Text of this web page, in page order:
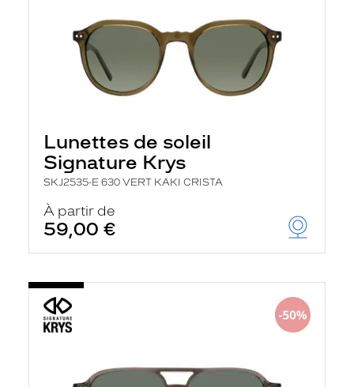
Lunettes de soleil
Signature Krys
SKJ2535-E 630 VERT KAKI CRISTA
À partir de
59,00 €